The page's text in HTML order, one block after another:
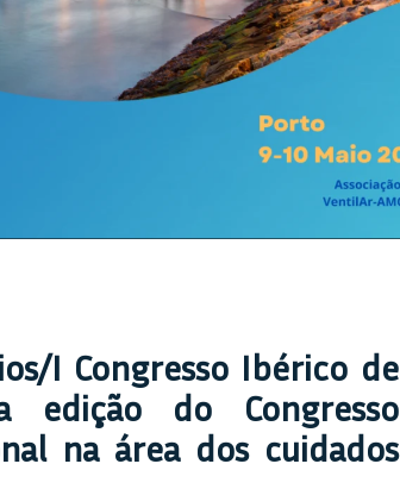
I Congresso Ibérico de
edição do Congresso
na área dos cuidados